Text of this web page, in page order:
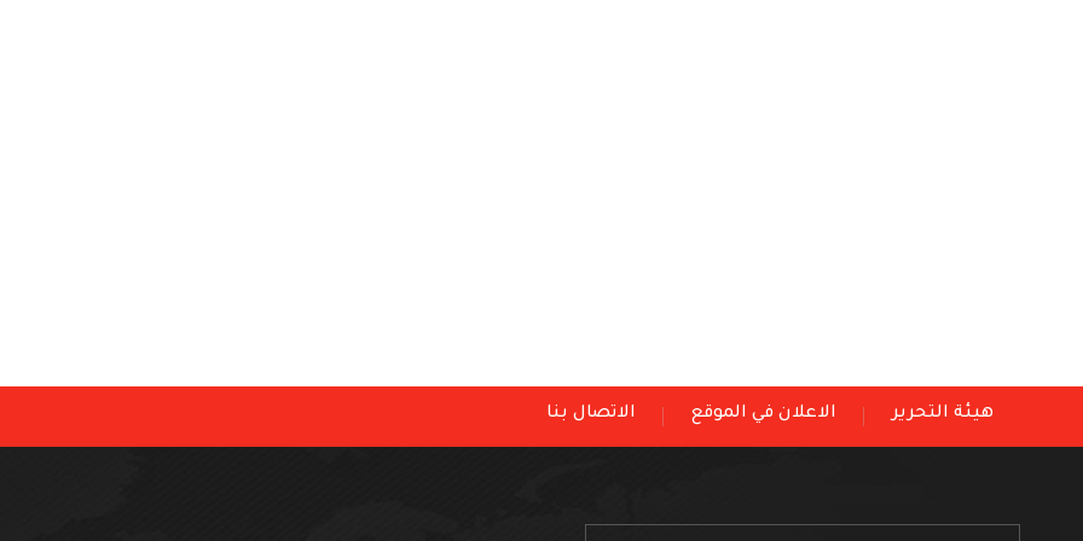
هيئة التحرير الاعلان في الموقع الاتصال بنا